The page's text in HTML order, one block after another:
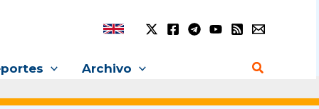
Archivo Buscar